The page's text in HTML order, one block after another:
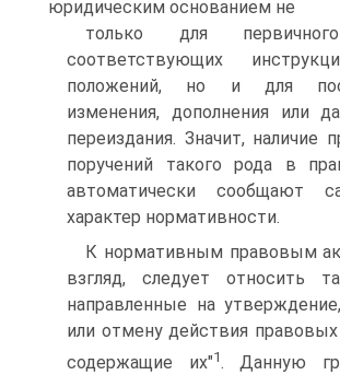
юридическим основанием не
только для
соответствующих
положений, но и для
изменения, дополнения или
переиздания. Значит, наличие
поручений такого рода в
автоматически сообщают
характер нормативности.
К нормативным правовым
взгляд, следует относить
направленные на
или отмену действия
содержащие их"1. Данную